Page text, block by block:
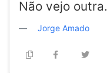
Não vejo outra.
Jorge Amado